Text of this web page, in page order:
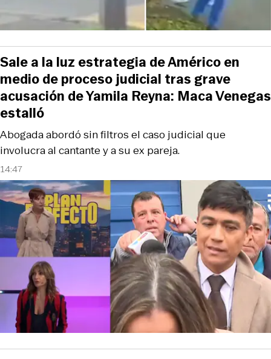
14:47
Abogada abordó sin filtros el caso judicial que
involucra al cantante y a su ex pareja.
Sale a la luz estrategia de Américo en
medio de proceso judicial tras grave
acusación de Yamila Reyna: Maca Venegas
estalló